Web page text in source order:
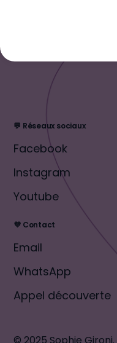
💬 Réseaux sociaux
Facebook
Instagram
Youtube
💜 Contact
Email
WhatsApp
Appel découverte